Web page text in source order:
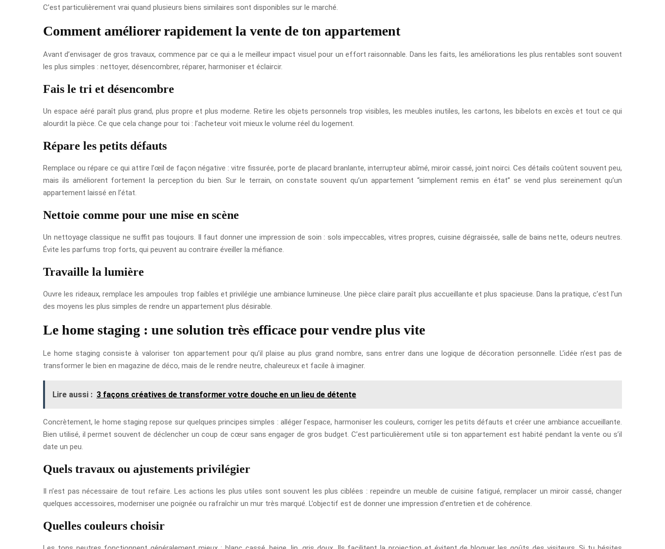
C’est particulièrement vrai quand plusieurs biens similaires sont disponibles sur le marché.
Comment améliorer rapidement la vente de ton appartement
Avant d’envisager de gros travaux, commence par ce qui a le meilleur impact visuel pour un effort raisonnable. Dans les faits, les améliorations les plus rentables sont souvent
les plus simples : nettoyer, désencombrer, réparer, harmoniser et éclaircir.
Fais le tri et désencombre
Un espace aéré paraît plus grand, plus propre et plus moderne. Retire les objets personnels trop visibles, les meubles inutiles, les cartons, les bibelots en excès et tout ce qui
alourdit la pièce. Ce que cela change pour toi : l’acheteur voit mieux le volume réel du logement.
Répare les petits défauts
Remplace ou répare ce qui attire l’œil de façon négative : vitre fissurée, porte de placard branlante, interrupteur abîmé, miroir cassé, joint noirci. Ces détails coûtent souvent peu,
mais ils améliorent fortement la perception du bien. Sur le terrain, on constate souvent qu’un appartement “simplement remis en état” se vend plus sereinement qu’un
appartement laissé en l’état.
Nettoie comme pour une mise en scène
Un nettoyage classique ne suffit pas toujours. Il faut donner une impression de soin : sols impeccables, vitres propres, cuisine dégraissée, salle de bains nette, odeurs neutres.
Évite les parfums trop forts, qui peuvent au contraire éveiller la méfiance.
Travaille la lumière
Ouvre les rideaux, remplace les ampoules trop faibles et privilégie une ambiance lumineuse. Une pièce claire paraît plus accueillante et plus spacieuse. Dans la pratique, c’est l’un
des moyens les plus simples de rendre un appartement plus désirable.
Le home staging : une solution très efficace pour vendre plus vite
Le home staging consiste à valoriser ton appartement pour qu’il plaise au plus grand nombre, sans entrer dans une logique de décoration personnelle. L’idée n’est pas de
transformer le bien en magazine de déco, mais de le rendre neutre, chaleureux et facile à imaginer.
Lire aussi : 3 façons créatives de transformer votre douche en un lieu de détente
Concrètement, le home staging repose sur quelques principes simples : alléger l’espace, harmoniser les couleurs, corriger les petits défauts et créer une ambiance accueillante.
Bien utilisé, il permet souvent de déclencher un coup de cœur sans engager de gros budget. C’est particulièrement utile si ton appartement est habité pendant la vente ou s’il
date un peu.
Quels travaux ou ajustements privilégier
Il n’est pas nécessaire de tout refaire. Les actions les plus utiles sont souvent les plus ciblées : repeindre un meuble de cuisine fatigué, remplacer un miroir cassé, changer
quelques accessoires, moderniser une poignée ou rafraîchir un mur très marqué. L’objectif est de donner une impression d’entretien et de cohérence.
Quelles couleurs choisir